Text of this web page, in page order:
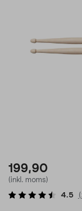
199,90
(inkl. moms)
4.5 (